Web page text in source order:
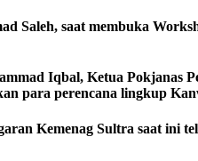
Saleh, saat membuka
Iqbal, Ketua
para perencana lingkup
Kemenag Sultra saat ini